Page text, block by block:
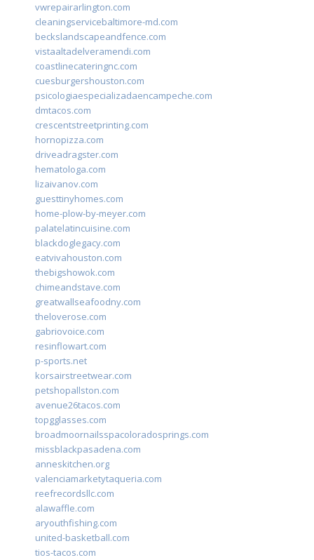
vwrepairarlington.com
cleaningservicebaltimore-md.com
beckslandscapeandfence.com
vistaaltadelveramendi.com
coastlinecateringnc.com
cuesburgershouston.com
psicologiaespecializadaencampeche.com
dmtacos.com
crescentstreetprinting.com
hornopizza.com
driveadragster.com
hematologa.com
lizaivanov.com
guesttinyhomes.com
home-plow-by-meyer.com
palatelatincuisine.com
blackdoglegacy.com
eatvivahouston.com
thebigshowok.com
chimeandstave.com
greatwallseafoodny.com
theloverose.com
gabriovoice.com
resinflowart.com
p-sports.net
korsairstreetwear.com
petshopallston.com
avenue26tacos.com
topgglasses.com
broadmoornailsspacoloradosprings.com
missblackpasadena.com
anneskitchen.org
valenciamarketytaqueria.com
reefrecordsllc.com
alawaffle.com
aryouthfishing.com
united-basketball.com
tios-tacos.com